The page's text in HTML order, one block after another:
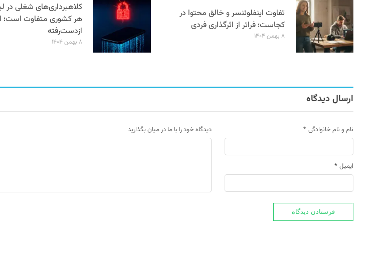
تفاوت اینفلوئنسر و خالق محتوا در
کجاست؛ فراتر از اثرگذاری فردی
۸ بهمن ۱۴۰۴
کلاهبرداری‌های شغلی در
هر کشوری متفاوت است؛
ازدست‌رفته
۸ بهمن ۱۴۰۴
ارسال دیدگاه
نام و نام خانوادگی *
ایمیل *
دیدگاه خود را با ما در میان بگذارید